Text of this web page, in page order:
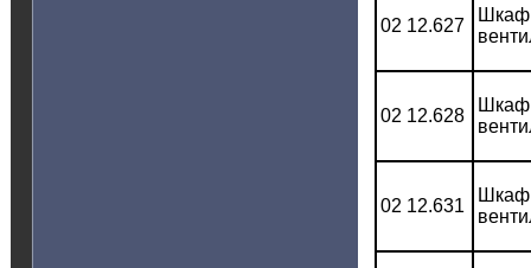
02 12.627
Шкаф
02 12.628
Шкаф
02 12.631
Шкаф